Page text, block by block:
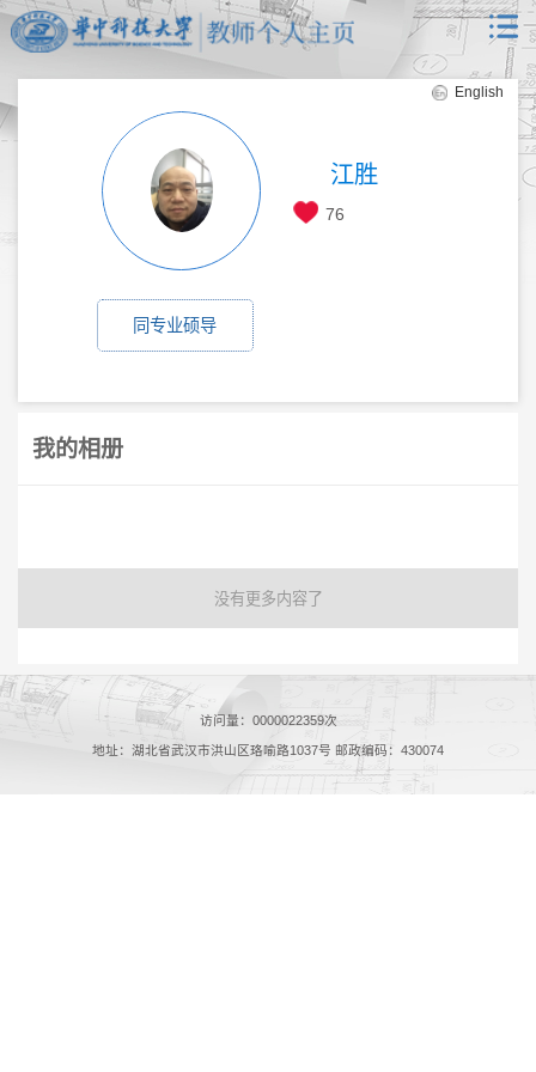
English
江胜
76
同专业硕导
我的相册
没有更多内容了
访问量： 0000022359次
地址：湖北省武汉市洪山区珞喻路1037号 邮政编码：430074